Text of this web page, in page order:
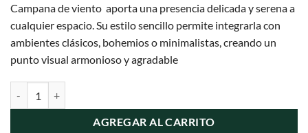
original
era:
$2.000.
actual
es:
$1.500.
Campana de viento aporta una presencia delicada y serena a
cualquier espacio. Su estilo sencillo permite integrarla con
ambientes clásicos, bohemios o minimalistas, creando un
punto visual armonioso y agradable
AGREGAR AL CARRITO